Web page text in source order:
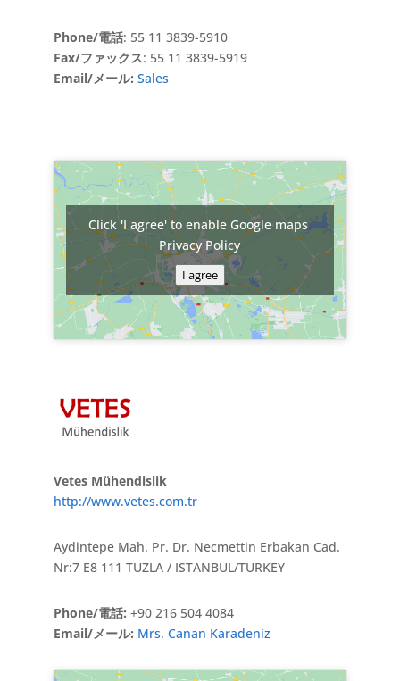
Phone/電話: 55 11 3839-5910
Fax/ファックス: 55 11 3839-5919
Email/メール: Sales
Click 'I agree' to enable Google maps
Privacy Policy
I agree
Vetes Mühendislik
http://www.vetes.com.tr
Aydintepe Mah. Pr. Dr. Necmettin Erbakan Cad.
Nr:7 E8 111 TUZLA / ISTANBUL/TURKEY
Phone/電話: +90 216 504 4084
Email/メール: Mrs. Canan Karadeniz